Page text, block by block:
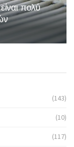
πολύ
(143)
(10)
(117)